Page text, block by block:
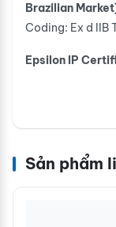
Brazilian
Coding: Ex d IIB
Epsilon IP
Sản phẩm